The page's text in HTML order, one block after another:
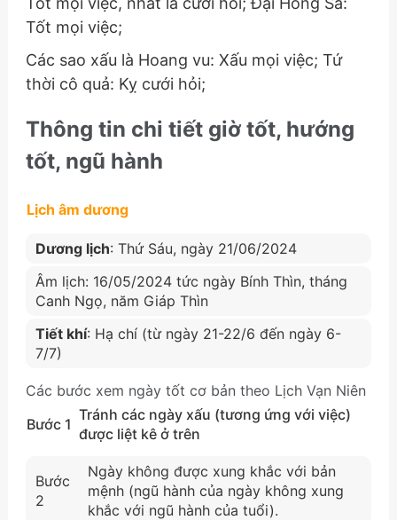
Tốt mọi việc;
Các sao xấu là Hoang vu: Xấu mọi việc; Tứ
thời cô quả: Kỵ cưới hỏi;
Thông tin chi tiết giờ tốt, hướng
tốt, ngũ hành
Lịch âm dương
Dương lịch: Thứ Sáu, ngày 21/06/2024
Âm lịch: 16/05/2024 tức ngày Bính Thìn, tháng
Canh Ngọ, năm Giáp Thìn
Tiết khí: Hạ chí (từ ngày 21-22/6 đến ngày 6-
7/7)
Các bước xem ngày tốt cơ bản theo Lịch Vạn Niên
Bước 1
Tránh các ngày xấu (tương ứng với việc)
được liệt kê ở trên
Bước
2
Ngày không được xung khắc với bản
mệnh (ngũ hành của ngày không xung
khắc với ngũ hành của tuổi).